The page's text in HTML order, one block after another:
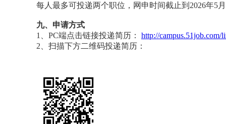
每人最多可投递两个职位，网申时间截止到2026年5月
九、申请方式
1、PC端点击链接投递简历： http://campus.51job.com/
2、扫描下方二维码投递简历：